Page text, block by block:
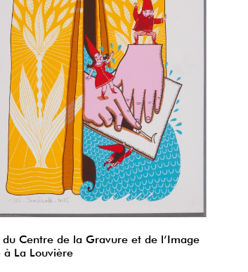
du Centre de la Gravure et de l’Image
à La Louvière